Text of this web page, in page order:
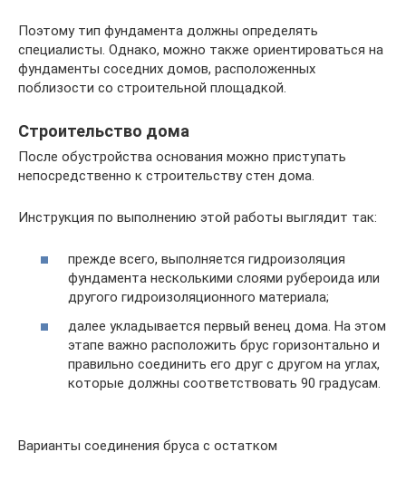
Поэтому тип фундамента должны определять
специалисты. Однако, можно также ориентироваться на
фундаменты соседних домов, расположенных
поблизости со строительной площадкой.
Строительство дома
После обустройства основания можно приступать
непосредственно к строительству стен дома.
Инструкция по выполнению этой работы выглядит так:
прежде всего, выполняется гидроизоляция
фундамента несколькими слоями рубероида или
другого гидроизоляционного материала;
далее укладывается первый венец дома. На этом
этапе важно расположить брус горизонтально и
правильно соединить его друг с другом на углах,
которые должны соответствовать 90 градусам.
Варианты соединения бруса с остатком